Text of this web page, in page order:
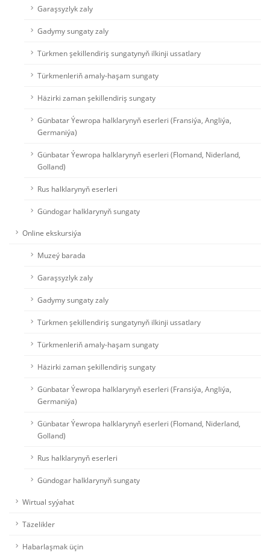
Garaşsyzlyk zaly
Gadymy sungaty zaly
Türkmen şekillendiriş sungatynyň ilkinji ussatlary
Türkmenleriň amaly-haşam sungaty
Häzirki zaman şekillendiriş sungaty
Günbatar Ýewropa halklarynyň eserleri (Fransiýa, Angliýa,
Germaniýa)
Günbatar Ýewropa halklarynyň eserleri (Flomand, Niderland,
Golland)
Rus halklarynyň eserleri
Gündogar halklarynyň sungaty
Online ekskursiýa
Muzeý barada
Garaşsyzlyk zaly
Gadymy sungaty zaly
Türkmen şekillendiriş sungatynyň ilkinji ussatlary
Türkmenleriň amaly-haşam sungaty
Häzirki zaman şekillendiriş sungaty
Günbatar Ýewropa halklarynyň eserleri (Fransiýa, Angliýa,
Germaniýa)
Günbatar Ýewropa halklarynyň eserleri (Flomand, Niderland,
Golland)
Rus halklarynyň eserleri
Gündogar halklarynyň sungaty
Wirtual syýahat
Täzelikler
Habarlaşmak üçin